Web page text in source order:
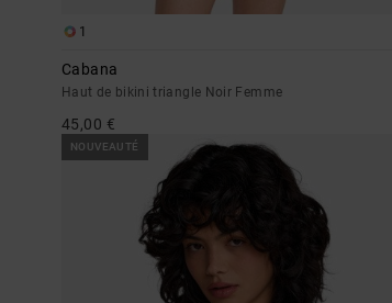
1
Cabana
Haut de bikini triangle Noir Femme
45,00 €
NOUVEAUTÉ